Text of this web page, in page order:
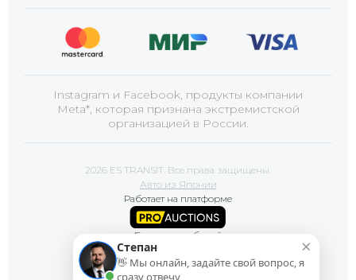
Instagram и Facebook, продукты компании
Meta*, которая признана экстремистской
организацией в России.
2026 ES TRANSIT. Все права защищены.
Авто из Японии
Работает на платформе
Базы автомобилей
Сайт продвигает
×
Степан
👋 Мы онлайн, задайте свой вопрос, я
сразу отвечу